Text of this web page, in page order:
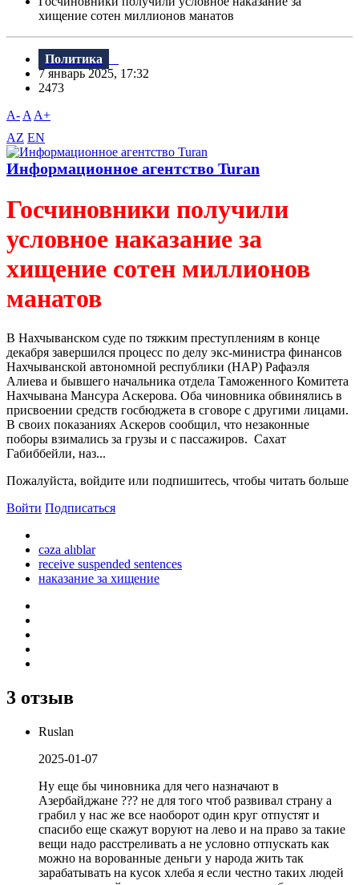
хищение сотен миллионов манатов
Политика
7 январь 2025, 17:32
2473
A- A A+
AZ EN
Информационное агентство Turan
Госчиновники получили
условное наказание за
хищение сотен миллионов
манатов
В Нахчыванском суде по тяжким преступлениям в конце
декабря завершился процесс по делу экс-министра финансов
Нахчыванской автономной республики (НАР) Рафаэля
Алиева и бывшего начальника отдела Таможенного Комитета
Нахчывана Мансура Аскерова. Оба чиновника обвинялись в
присвоении средств госбюджета в сговоре с другими лицами.
В своих показаниях Аскеров сообщил, что незаконные
поборы взимались за грузы и с пассажиров. Сахат
Габиббейли, наз...
Пожалуйста, войдите или подпишитесь, чтобы читать больше
Войти Подписаться
cəza alıblar
receive suspended sentences
наказание за хищение
3 отзыв
Ruslan
2025-01-07
Ну еще бы чиновника для чего назначают в
Азербайджане ??? не для того чтоб развивал страну а
грабил у нас же все наоборот один круг отпустят и
спасибо еще скажут воруют на лево и на право за такие
вещи надо расстреливать а не условно отпускать как
можно на ворованные деньги у народа жить так
зарабатывать на кусок хлеба я если честно таких людей